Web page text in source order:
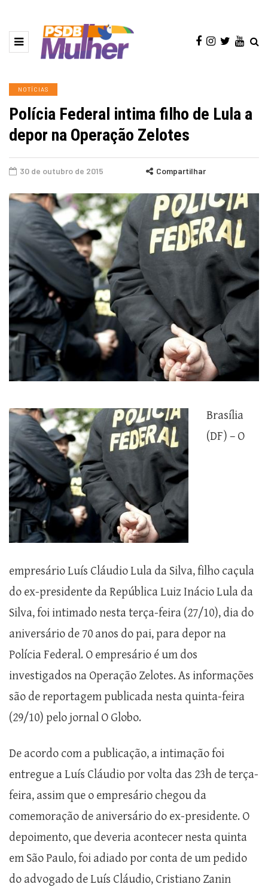
NOTÍCIAS
Polícia Federal intima filho de Lula a
depor na Operação Zelotes
30 de outubro de 2015 Compartilhar
Brasília
(DF) – O
empresário Luís Cláudio Lula da Silva, filho caçula
do ex-presidente da República Luiz Inácio Lula da
Silva, foi intimado nesta terça-feira (27/10), dia do
aniversário de 70 anos do pai, para depor na
Polícia Federal. O empresário é um dos
investigados na Operação Zelotes. As informações
são de reportagem publicada nesta quinta-feira
(29/10) pelo jornal O Globo.
De acordo com a publicação, a intimação foi
entregue a Luís Cláudio por volta das 23h de terça-
feira, assim que o empresário chegou da
comemoração de aniversário do ex-presidente. O
depoimento, que deveria acontecer nesta quinta
em São Paulo, foi adiado por conta de um pedido
do advogado de Luís Cláudio, Cristiano Zanin